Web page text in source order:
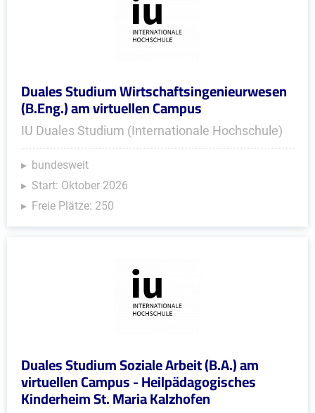
Duales Studium Wirtschaftsingenieurwesen
(B.Eng.) am virtuellen Campus
IU Duales Studium (Internationale Hochschule)
bundesweit
Start: Oktober 2026
Freie Plätze: 250
Duales Studium Soziale Arbeit (B.A.) am
virtuellen Campus - Heilpädagogisches
Kinderheim St. Maria Kalzhofen